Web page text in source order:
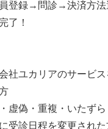
登録→問診→決済方
了！
社ユカリアのサービ
虚偽・重複・いたずら
受診日程を変更された